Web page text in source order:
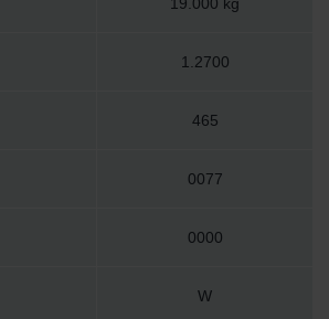
19.000 kg
1.2700
465
0077
0000
W